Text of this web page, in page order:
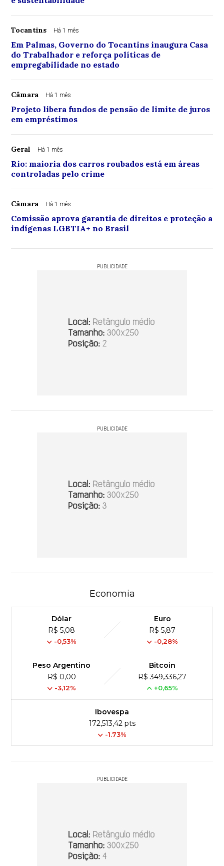
Tocantins Há 1 mês
Em Palmas, Governo do Tocantins inaugura Casa
do Trabalhador e reforça políticas de
empregabilidade no estado
Câmara Há 1 mês
Projeto libera fundos de pensão de limite de juros
em empréstimos
Geral Há 1 mês
Rio: maioria dos carros roubados está em áreas
controladas pelo crime
Câmara Há 1 mês
Comissão aprova garantia de direitos e proteção a
indígenas LGBTIA+ no Brasil
PUBLICIDADE
PUBLICIDADE
Economia
Dólar
R$ 5,08
-0,53%
Euro
R$ 5,87
-0,28%
Peso Argentino
R$ 0,00
-3,12%
Bitcoin
R$ 349,336,27
+0,65%
Ibovespa
172,513,42 pts
-1.73%
PUBLICIDADE